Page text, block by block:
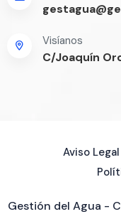
Visíanos
C/Joaquín
Gestión del Agua -
Aviso Legal